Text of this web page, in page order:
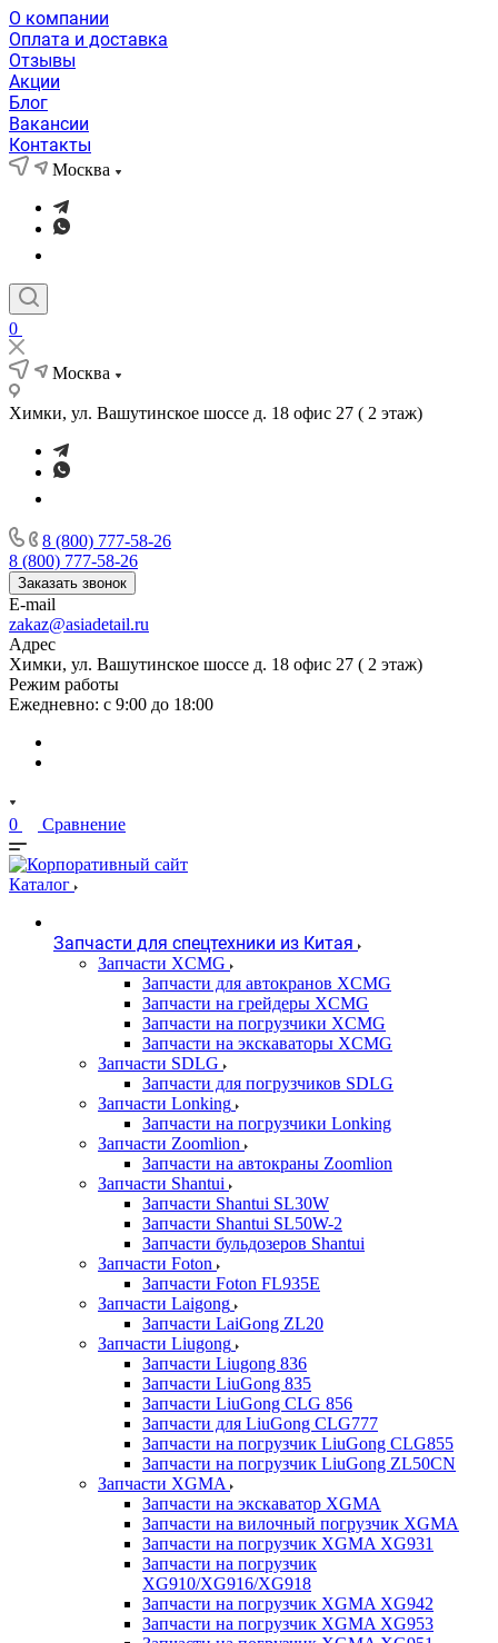
О компании
Оплата и доставка
Отзывы
Акции
Блог
Вакансии
Контакты
Москва
0
Москва
Химки, ул. Вашутинское шоссе д. 18 офис 27 ( 2 этаж)
8 (800) 777-58-26
8 (800) 777-58-26
Заказать звонок
E-mail
zakaz@asiadetail.ru
Адрес
Химки, ул. Вашутинское шоссе д. 18 офис 27 ( 2 этаж)
Режим работы
Ежедневно: с 9:00 до 18:00
0 Сравнение
Каталог
Запчасти для спецтехники из Китая
Запчасти XCMG
Запчасти для автокранов XCMG
Запчасти на грейдеры XCMG
Запчасти на погрузчики XCMG
Запчасти на экскаваторы XCMG
Запчасти SDLG
Запчасти для погрузчиков SDLG
Запчасти Lonking
Запчасти на погрузчики Lonking
Запчасти Zoomlion
Запчасти на автокраны Zoomlion
Запчасти Shantui
Запчасти Shantui SL30W
Запчасти Shantui SL50W-2
Запчасти бульдозеров Shantui
Запчасти Foton
Запчасти Foton FL935E
Запчасти Laigong
Запчасти LaiGong ZL20
Запчасти Liugong
Запчасти Liugong 836
Запчасти LiuGong 835
Запчасти LiuGong CLG 856
Запчасти для LiuGong CLG777
Запчасти на погрузчик LiuGong CLG855
Запчасти на погрузчик LiuGong ZL50CN
Запчасти XGMA
Запчасти на экскаватор XGMA
Запчасти на вилочный погрузчик XGMA
Запчасти на погрузчик XGMA XG931
Запчасти на погрузчик
XG910/XG916/XG918
Запчасти на погрузчик XGMA XG942
Запчасти на погрузчик XGMA XG953